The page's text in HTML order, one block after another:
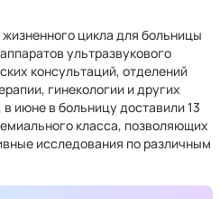
цикла для больницы
ультразвукового
консультаций, отделений
гинекологии и других
июне в больницу доставили 13
класса, позволяющих
исследования по различным